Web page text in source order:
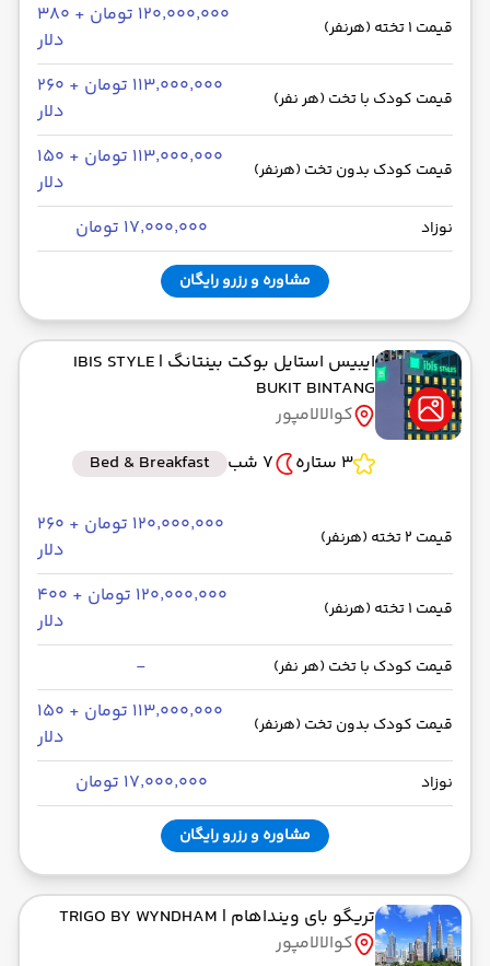
قیمت 1 تخته (هرنفر)
۱۲۰٬۰۰۰٬۰۰۰ تومان + ۳۸۰
دلار
قیمت کودک با تخت (هر نفر)
۱۱۳٬۰۰۰٬۰۰۰ تومان + ۲۶۰
دلار
قیمت کودک بدون تخت (هرنفر)
۱۱۳٬۰۰۰٬۰۰۰ تومان + ۱۵۰
دلار
نوزاد ۱۷٬۰۰۰٬۰۰۰ تومان
مشاوره و رزرو رایگان
ایبیس استایل بوکت بینتانگ | IBIS STYLE
BUKIT BINTANG
کوالالامپور
3 ستاره
7 شب Bed & Breakfast
قیمت 2 تخته (هرنفر)
۱۲۰٬۰۰۰٬۰۰۰ تومان + ۲۶۰
دلار
قیمت 1 تخته (هرنفر)
۱۲۰٬۰۰۰٬۰۰۰ تومان + ۴۰۰
دلار
قیمت کودک با تخت (هر نفر) -
قیمت کودک بدون تخت (هرنفر)
۱۱۳٬۰۰۰٬۰۰۰ تومان + ۱۵۰
دلار
نوزاد ۱۷٬۰۰۰٬۰۰۰ تومان
مشاوره و رزرو رایگان
تریگو بای وینداهام | TRIGO BY WYNDHAM
کوالالامپور